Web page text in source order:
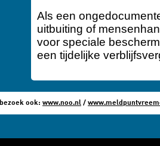
Als een
uitbuiting of
voor speciale
een tijdelijke
bezoek ook: www.noo.nl /